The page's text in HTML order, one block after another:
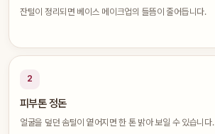
잔털이 정리되면 베이스 메이크업의 들뜸이 줄어듭니다.
2
피부톤 정돈
얼굴을 덮던 솜털이 옅어지면 한 톤 밝아 보일 수 있습니다.